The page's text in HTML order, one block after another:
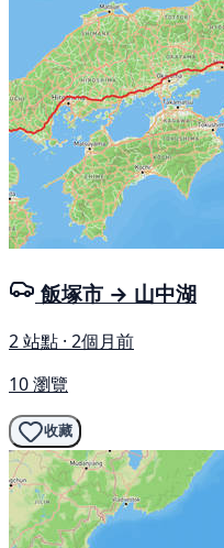
飯塚市 → 山中湖
2 站點 · 2個月前
10 瀏覽
收藏